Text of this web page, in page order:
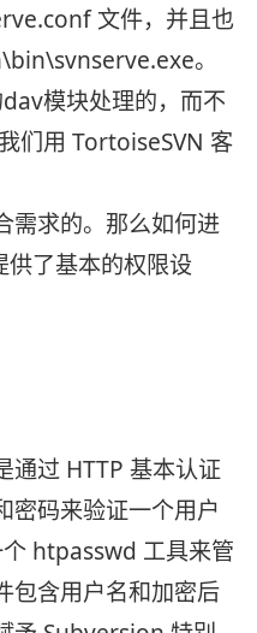
文件，并且也
。
模块处理的，而不
们用 TortoiseSVN 客
需求的。那么如何进
了基本的权限设
通过 HTTP 基本认证
密码来验证一个用户
htpasswd 工具来管
包含用户名和加密后